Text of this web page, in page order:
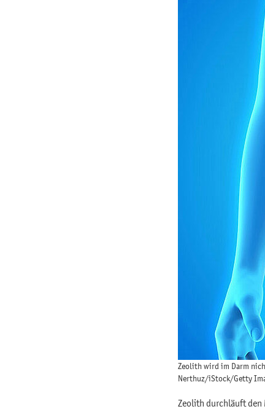
Zeolith wird im Darm
Nerthuz/iStock/Getty
Zeolith durchläuft den